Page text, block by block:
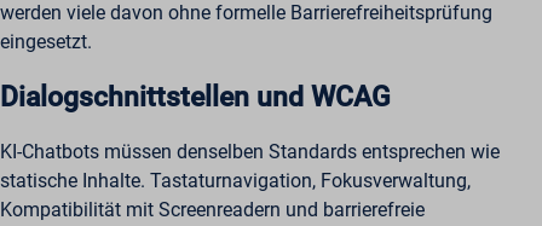
werden viele davon ohne formelle Barrierefreiheitsprüfung
eingesetzt.
Dialogschnittstellen und WCAG
KI-Chatbots müssen denselben Standards entsprechen wie
statische Inhalte. Tastaturnavigation, Fokusverwaltung,
Kompatibilität mit Screenreadern und barrierefreie